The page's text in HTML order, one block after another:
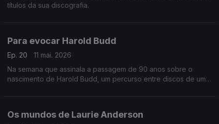
títulos da sua discografia.
Para evocar Harold Budd
Ep. 20
11 mai. 2026
Na semana que assinala a passagem de 90 anos sobre o
nascimento de Harold Budd, um percurso entre discos de um
Os mundos de Laurie Anderson